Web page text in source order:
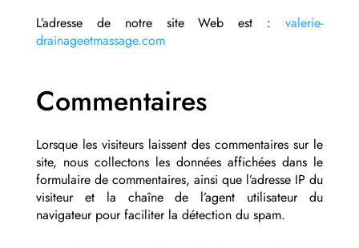
L’adresse de notre site Web est :valerie-
drainageetmassage.com
Commentaires
Lorsque les visiteurs laissent des commentaires sur le
site, nous collectons les données affichées dans le
formulaire de commentaires, ainsi que l’adresse IP du
visiteur et la chaîne de l’agent utilisateur du
navigateur pour faciliter la détection du spam.